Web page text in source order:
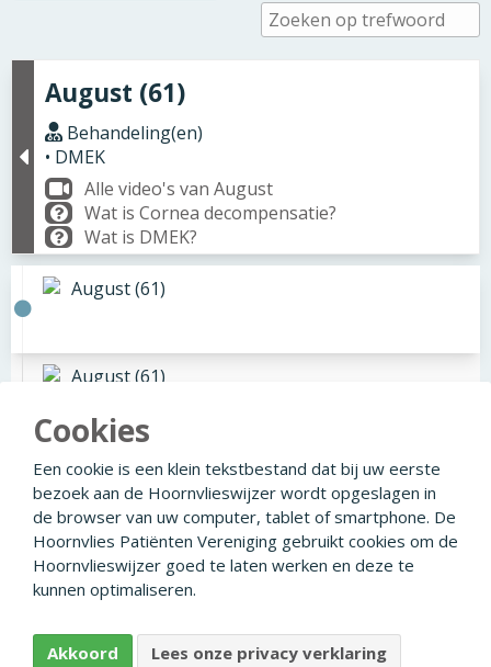
August (61)
Behandeling(en)
• DMEK
Alle video's van August
Wat is Cornea decompensatie?
Wat is DMEK?
August (61)
August (61)
© 2026 Facebook Linkedin Privacyverklaring
Cookies
Een cookie is een klein tekstbestand dat bij uw eerste
bezoek aan de Hoornvlieswijzer wordt opgeslagen in
de browser van uw computer, tablet of smartphone. De
Hoornvlies Patiënten Vereniging gebruikt cookies om de
Hoornvlieswijzer goed te laten werken en deze te
kunnen optimaliseren.
Akkoord Lees onze privacy verklaring